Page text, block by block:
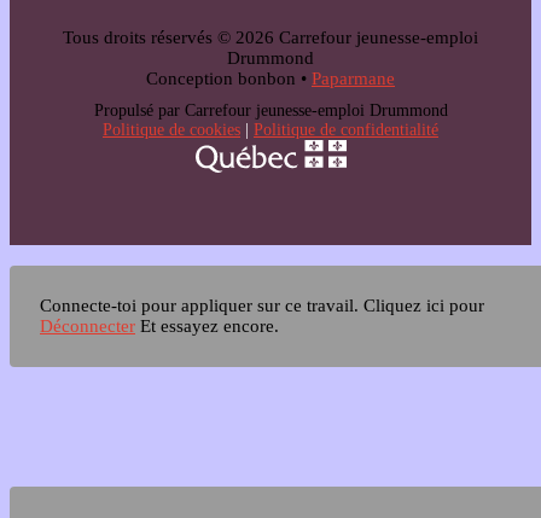
Tous droits réservés © 2026 Carrefour jeunesse-emploi
Drummond
Conception bonbon • Paparmane
Propulsé par Carrefour jeunesse-emploi Drummond
Politique de cookies
Politique de confidentialité
Connecte-toi pour appliquer sur ce travail. Cliquez ici pour
Déconnecter Et essayez encore.